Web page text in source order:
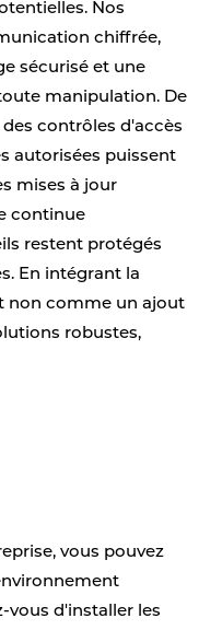
Nos
chiffrée,
sécurisé et une
manipulation. De
contrôles d'accès
autorisées puissent
mises à jour
continue
restent protégés
En intégrant la
non comme un ajout
robustes,
vous pouvez
vous d'installer les